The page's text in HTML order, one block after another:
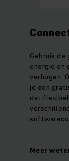
Gebruik de
energie en
verhogen.
je een
dat
Meer